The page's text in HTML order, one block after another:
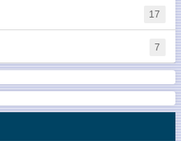
17
7